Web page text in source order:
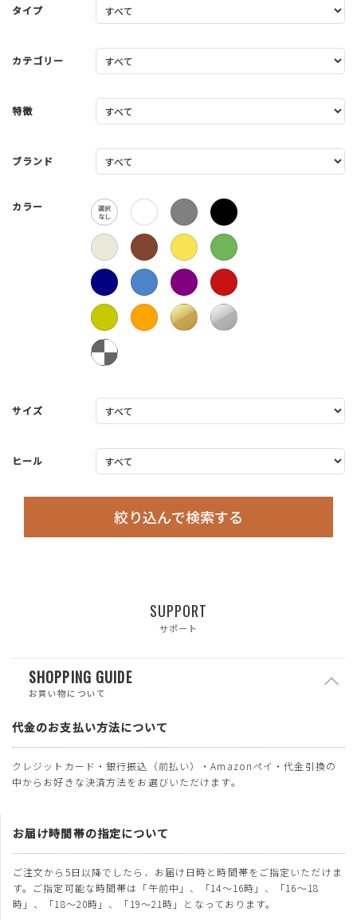
タイプ
カテゴリー
特徴
ブランド
カラー
サイズ
ヒール
絞り込んで検索する
SUPPORT
サポート
SHOPPING GUIDE
お買い物について
代金のお支払い方法について
クレジットカード・銀行振込（前払い）・Amazonペイ・代金引換の
中からお好きな決済方法をお選びいただけます。
お届け時間帯の指定について
ご注文から5日以降でしたら、お届け日時と時間帯をご指定いただけま
す。ご指定可能な時間帯は「午前中」、「14～16時」、「16～18
時」、「18～20時」、「19～21時」となっております。